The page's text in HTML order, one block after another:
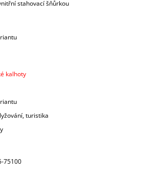
stahovací šňůrkou
kalhoty
turistika
75100